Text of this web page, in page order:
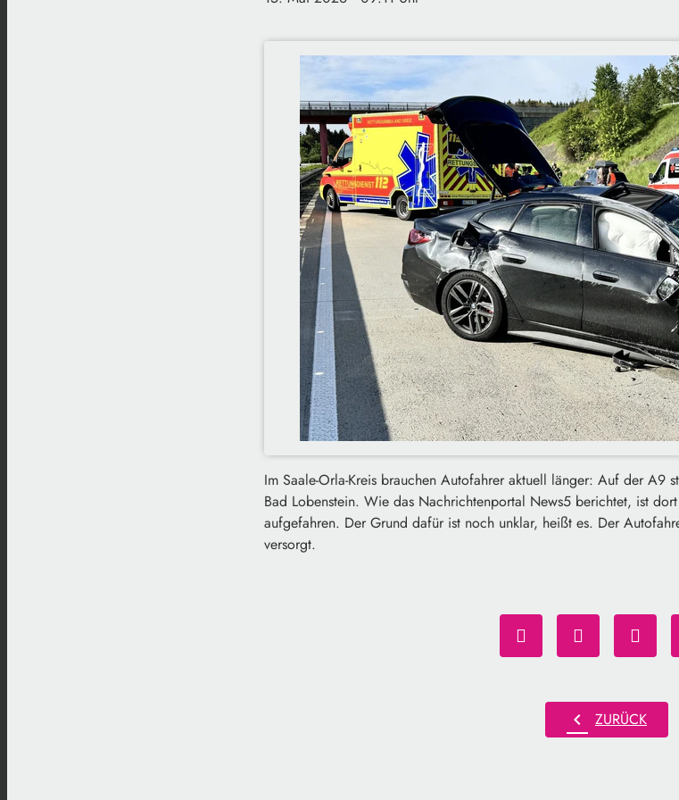
Im Saale-Orla-Kreis brauchen Autofahrer aktuell länger: Auf der A9
Bad Lobenstein. Wie das Nachrichtenportal News5 berichtet, ist
aufgefahren. Der Grund dafür ist noch unklar, heißt es. Der
versorgt.
chevron_left ZURÜCK